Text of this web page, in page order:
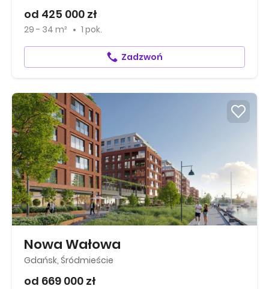
od 425 000 zł
29 - 34 m² 1 pok.
Zadzwoń
Nowa Wałowa
Gdańsk, Śródmieście
od 669 000 zł